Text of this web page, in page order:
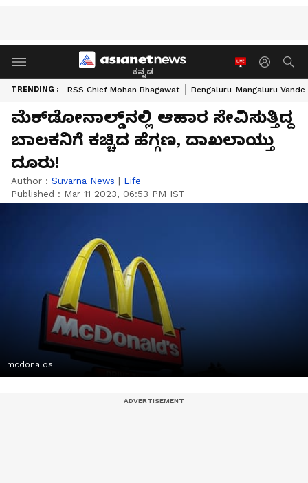
ಕನ್ನಡ
TRENDING : RSS Chief Mohan Bhagawat Bengaluru-Mangaluru
ಮೆಕ್‌ಡೋನಾಲ್ಡ್‌ನಲ್ಲಿ ಆಹಾರ ಸೇವಿಸುತ್ತಿದ್ದ
ಬಾಲಕನಿಗೆ ಕಚ್ಚಿದ ಹೆಗ್ಗಣ, ದಾಖಲಾಯ್ತು
ದೂರು!
Author : Suvarna News | Life
Published : Mar 11 2023, 06:53 PM IST
mcdonalds